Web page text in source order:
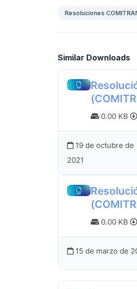
Resoluciones
Similar Downloads
0.00 KB
19 de octubre de
2021
0.00 KB
15 de marzo de